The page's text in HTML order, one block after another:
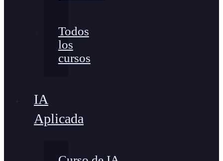
Todos
los
cursos
IA
Aplicada